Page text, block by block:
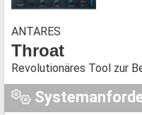
ANTARES
Throat
Revolutionäres Tool zur